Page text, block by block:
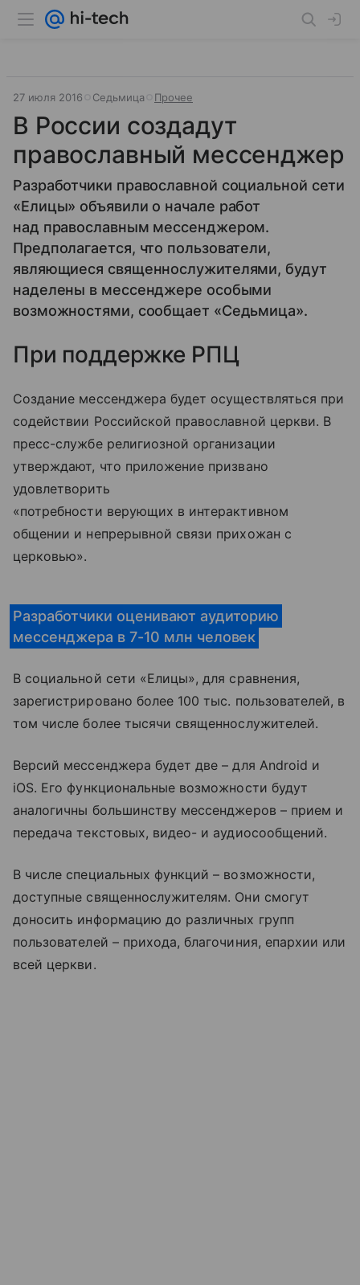
27 июля 2016 Седьмица Прочее
В России создадут
православный мессенджер
Разработчики православной социальной сети
«Елицы» объявили о начале работ
над православным мессенджером.
Предполагается, что пользователи,
являющиеся священнослужителями, будут
наделены в мессенджере особыми
возможностями, сообщает «Седьмица».
При поддержке РПЦ
Создание мессенджера будет осуществляться при
содействии Российской православной церкви. В
пресс-службе религиозной организации
утверждают, что приложение призвано
удовлетворить
«потребности верующих в интерактивном
общении и непрерывной связи прихожан с
церковью».
Разработчики оценивают аудиторию
мессенджера в 7-10 млн человек
В социальной сети «Елицы», для сравнения,
зарегистрировано более 100 тыс. пользователей, в
том числе более тысячи священнослужителей.
Версий мессенджера будет две – для Android и
iOS. Его функциональные возможности будут
аналогичны большинству мессенджеров – прием и
передача текстовых, видео- и аудиосообщений.
В числе специальных функций – возможности,
доступные священнослужителям. Они смогут
доносить информацию до различных групп
пользователей – прихода, благочиния, епархии или
всей церкви.